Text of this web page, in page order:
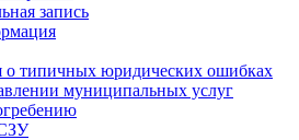
запись
типичных юридических ошибках
муниципальных услуг